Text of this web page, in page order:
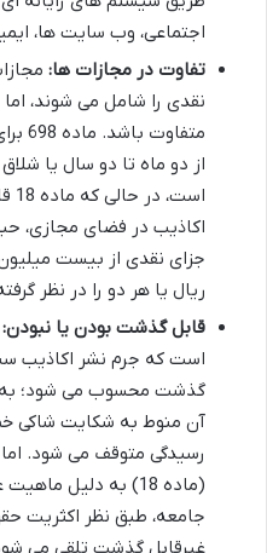
اجتماعی، وب سایت ها،
تفاوت در مجازات ها:
نقدی را شامل می شوند،
اکاذیب در فضای مجازی،
جزای نقدی از بیست
ریال یا هر دو را در نظر
قابل گذشت بودن یا نبودن:
گذشت محسوب می شود؛ به
آن منوط به شکایت شاکی
رسیدگی متوقف می شود.
(ماده 18) به دلیل
جامعه، طبق نظر اکثریت